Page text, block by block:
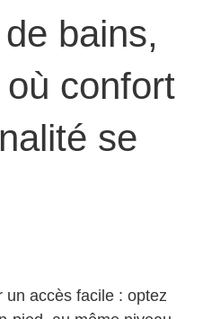
bains,
confort
se
un accès facile : optez